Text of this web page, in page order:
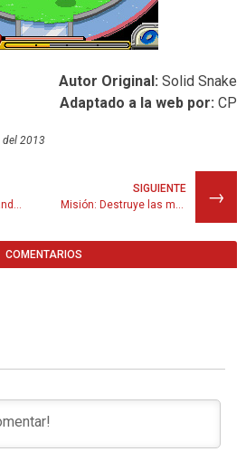
Autor Original: Solid Snake
Adaptado a la web por: CP
del 2013
Recado: Tranquilizando a Miltank
→
SIGUIENTE
Misión: Destruye las máquinas extrañas
COMENTARIOS